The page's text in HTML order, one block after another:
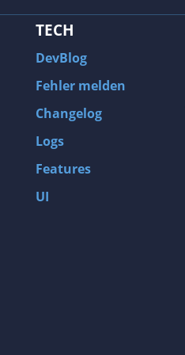
TECH
DevBlog
Fehler melden
Changelog
Logs
Features
UI